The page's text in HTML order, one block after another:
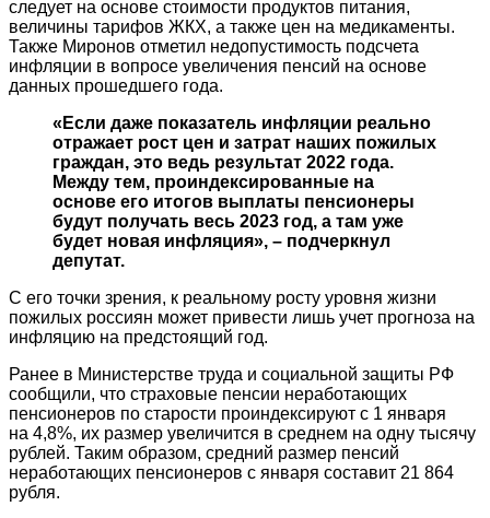
следует на основе стоимости продуктов питания,
величины тарифов ЖКХ, а также цен на медикаменты.
Также Миронов отметил недопустимость подсчета
инфляции в вопросе увеличения пенсий на основе
данных прошедшего года.
«Если даже показатель инфляции реально
отражает рост цен и затрат наших пожилых
граждан, это ведь результат 2022 года.
Между тем, проиндексированные на
основе его итогов выплаты пенсионеры
будут получать весь 2023 год, а там уже
будет новая инфляция», – подчеркнул
депутат.
С его точки зрения, к реальному росту уровня жизни
пожилых россиян может привести лишь учет прогноза на
инфляцию на предстоящий год.
Ранее в Министерстве труда и социальной защиты РФ
сообщили, что страховые пенсии неработающих
пенсионеров по старости проиндексируют с 1 января
на 4,8%, их размер увеличится в среднем на одну тысячу
рублей. Таким образом, средний размер пенсий
неработающих пенсионеров с января составит 21 864
рубля.